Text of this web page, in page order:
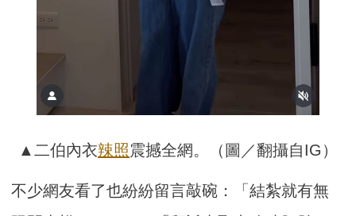
▲二伯內衣辣照震撼全網。（圖／翻攝自IG）
不少網友看了也紛紛留言敲碗：「結紮就有無